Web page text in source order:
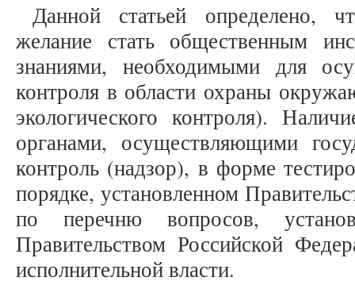
Данной статьей определено,
желание стать общественным
знаниями, необходимыми для
контроля в области охраны
экологического контроля).
органами, осуществляющими
контроль (надзор), в форме
порядке, установленном
по перечню вопросов,
Правительством Российской
исполнительной власти.